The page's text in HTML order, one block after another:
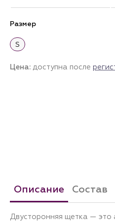
Размер
S
Цена: доступна после
Описание Состав
Двусторонняя щетка — это